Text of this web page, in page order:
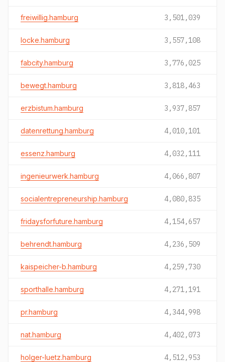
freiwillig.hamburg 3,501,039
locke.hamburg 3,557,108
fabcity.hamburg 3,776,025
bewegt.hamburg 3,818,463
erzbistum.hamburg 3,937,857
datenrettung.hamburg 4,010,101
essenz.hamburg 4,032,111
ingenieurwerk.hamburg 4,066,807
socialentrepreneurship.hamburg 4,080,835
fridaysforfuture.hamburg 4,154,657
behrendt.hamburg 4,236,509
kaispeicher-b.hamburg 4,259,730
sporthalle.hamburg 4,271,191
pr.hamburg 4,344,998
nat.hamburg 4,402,073
holger-luetz.hamburg 4,512,953